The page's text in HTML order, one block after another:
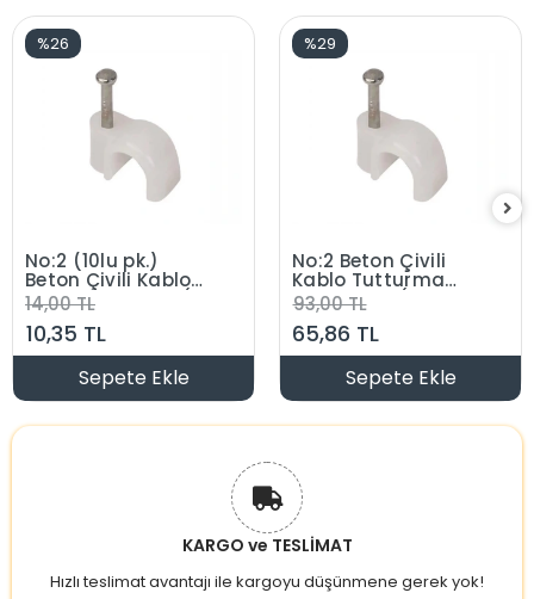
%26
No:2 (10lu pk.)
Beton Çivili Kablo
Tutturma Kroşe (10
Lu Paket)
14,00 TL
10,35 TL
Sepete Ekle
%29
No:2 Beton Çivili
Kablo Tutturma
Kroşe NO:2 (100 lü
Pk.) Beyaz Plastik
93,00 TL
65,86 TL
Sepete Ekle
KARGO ve TESLİMAT
Hızlı teslimat avantajı ile kargoyu düşünmene gerek yok!